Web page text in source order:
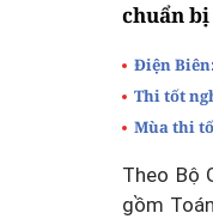
chuẩn
Điện
Thi tốt
Mùa thi
Theo Bộ
gồm